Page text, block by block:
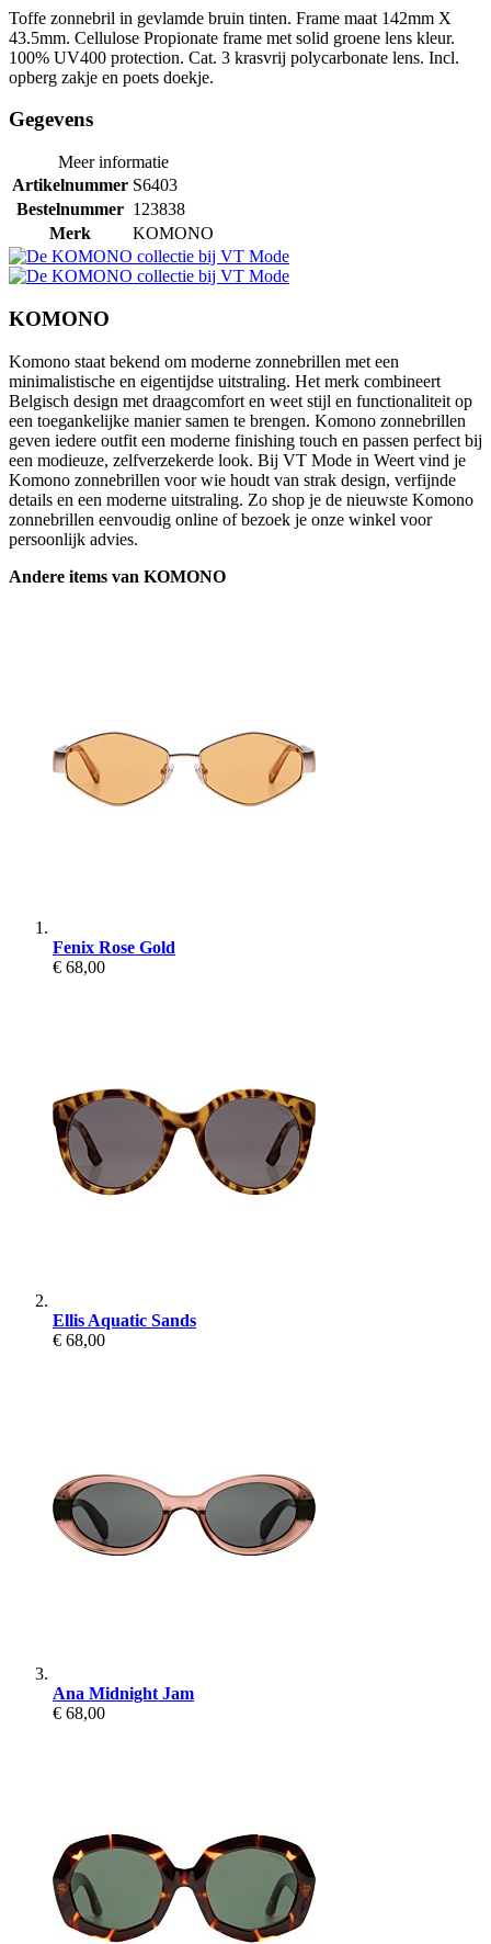
Toffe zonnebril in gevlamde bruin tinten. Frame maat 142mm X
43.5mm. Cellulose Propionate frame met solid groene lens kleur.
100% UV400 protection. Cat. 3 krasvrij polycarbonate lens. Incl.
opberg zakje en poets doekje.
Gegevens
Meer informatie
Artikelnummer S6403
Bestelnummer 123838
Merk
KOMONO
KOMONO
Komono staat bekend om moderne zonnebrillen met een
minimalistische en eigentijdse uitstraling. Het merk combineert
Belgisch design met draagcomfort en weet stijl en functionaliteit op
een toegankelijke manier samen te brengen. Komono zonnebrillen
geven iedere outfit een moderne finishing touch en passen perfect bij
een modieuze, zelfverzekerde look. Bij VT Mode in Weert vind je
Komono zonnebrillen voor wie houdt van strak design, verfijnde
details en een moderne uitstraling. Zo shop je de nieuwste Komono
zonnebrillen eenvoudig online of bezoek je onze winkel voor
persoonlijk advies.
Andere items van KOMONO
Fenix Rose Gold
€ 68,00
Ellis Aquatic Sands
€ 68,00
Ana Midnight Jam
€ 68,00